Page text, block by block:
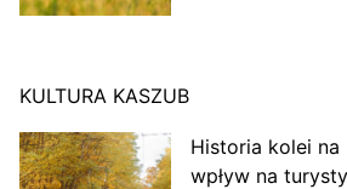
KULTURA KASZUB
Historia kolei na
wpływ na